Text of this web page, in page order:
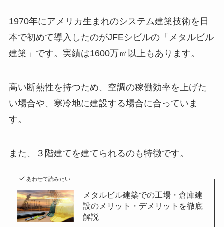
1970年にアメリカ生まれのシステム建築技術を日
本で初めて導入したのがJFEシビルの「メタルビル
建築」です。実績は1600万㎡以上もあります。
高い断熱性を持つため、空調の稼働効率を上げた
い場合や、寒冷地に建設する場合に合っていま
す。
また、３階建てを建てられるのも特徴です。
あわせて読みたい
メタルビル建築での工場・倉庫建
設のメリット・デメリットを徹底
解説